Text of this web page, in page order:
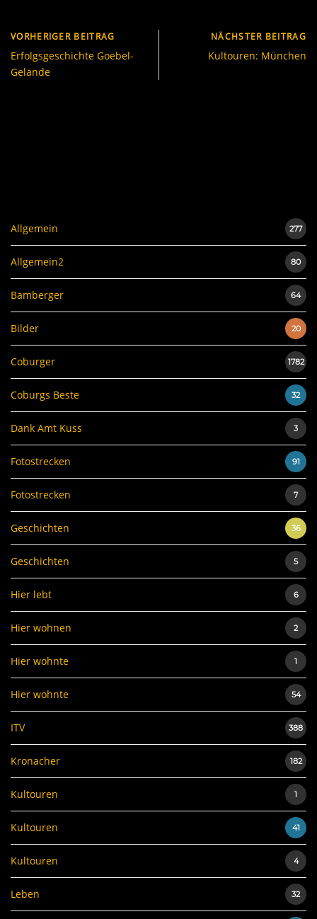
VORHERIGER BEITRAG
Erfolgsgeschichte Goebel-
Gelände
NÄCHSTER BEITRAG
Kultouren: München
Allgemein 277
Allgemein2 80
Bamberger 64
Bilder 20
Coburger 1782
Coburgs Beste 32
Dank Amt Kuss 3
Fotostrecken 91
Fotostrecken 7
Geschichten 36
Geschichten 5
Hier lebt 6
Hier wohnen 2
Hier wohnte 1
Hier wohnte 54
ITV 388
Kronacher 182
Kultouren 1
Kultouren 41
Kultouren 4
Leben 32